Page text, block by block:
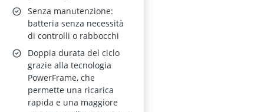
Senza manutenzione:
batteria senza necessità
di controlli o rabbocchi
Doppia durata del ciclo
grazie alla tecnologia
PowerFrame, che
permette una ricarica
rapida e una maggiore